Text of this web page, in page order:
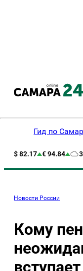
Гид по
$ 82.17 € 94.84
Новости России
Кому